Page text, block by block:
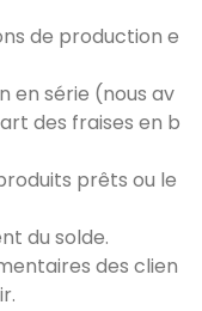
de production e
en série (nous av
des fraises en b
prêts ou le
du solde.
des clien